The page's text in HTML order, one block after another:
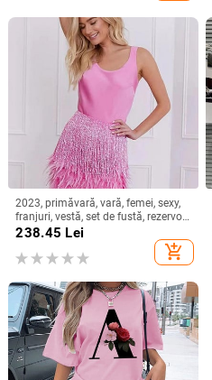
2023, primăvară, vară, femei, sexy,
franjuri, vestă, set de fustă, rezervor,
teacă, șold, pachet, mini-fuste,
costum, ținută de modă pentru
femei
238.45 Lei
add_shopping_cart